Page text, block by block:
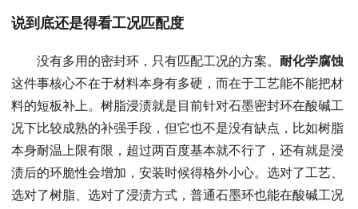
说到底还是得看工况匹配度
没有多用的密封环，只有匹配工况的方案。 耐化学腐蚀
这件事核心不在于材料本身有多硬，而在于工艺能不能把材
料的短板补上。树脂浸渍就是目前针对石墨密封环在酸碱工
况下比较成熟的补强手段，但它也不是没有缺点，比如树脂
本身耐温上限有限，超过两百度基本就不行了，还有就是浸
渍后的环脆性会增加，安装时候得格外小心。选对了工艺、
选对了树脂、选对了浸渍方式，普通石墨环也能在酸碱工况